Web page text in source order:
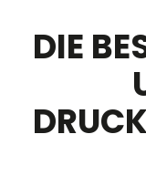
DIE